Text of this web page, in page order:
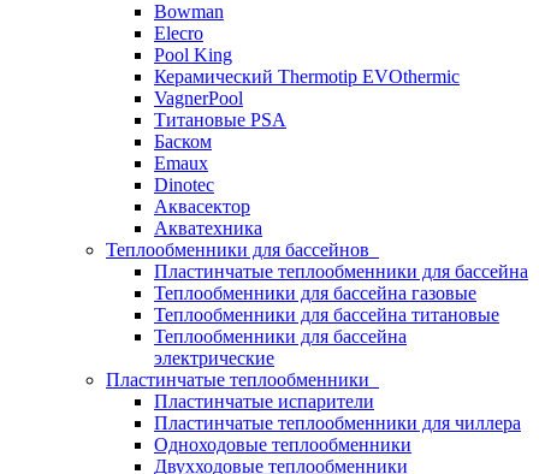
Bowman
Elecro
Pool King
Керамический Thermotip EVOthermic
VagnerPool
Титановые PSA
Баском
Emaux
Dinotec
Аквасектор
Акватехника
Теплообменники для бассейнов
Пластинчатые теплообменники для бассейна
Теплообменники для бассейна газовые
Теплообменники для бассейна титановые
Теплообменники для бассейна
электрические
Пластинчатые теплообменники
Пластинчатые испарители
Пластинчатые теплообменники для чиллера
Одноходовые теплообменники
Двухходовые теплообменники